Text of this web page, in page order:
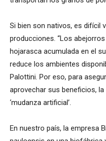
Si bien son nativos, es difícil
producciones. “Los
hojarasca acumulada en el
reduce los ambientes
Palottini. Por eso, para
aprovechar sus beneficios,
‘mudanza artificial’.
En nuestro país, la empresa